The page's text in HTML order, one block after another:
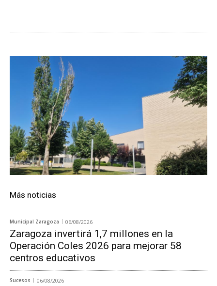
Más noticias
Municipal Zaragoza 06/08/2026
Zaragoza invertirá 1,7 millones en la
Operación Coles 2026 para mejorar 58
centros educativos
Sucesos 06/08/2026